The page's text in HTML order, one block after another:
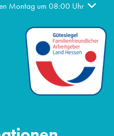
oder Schließzeiten
Montag um 08:00 Uhr